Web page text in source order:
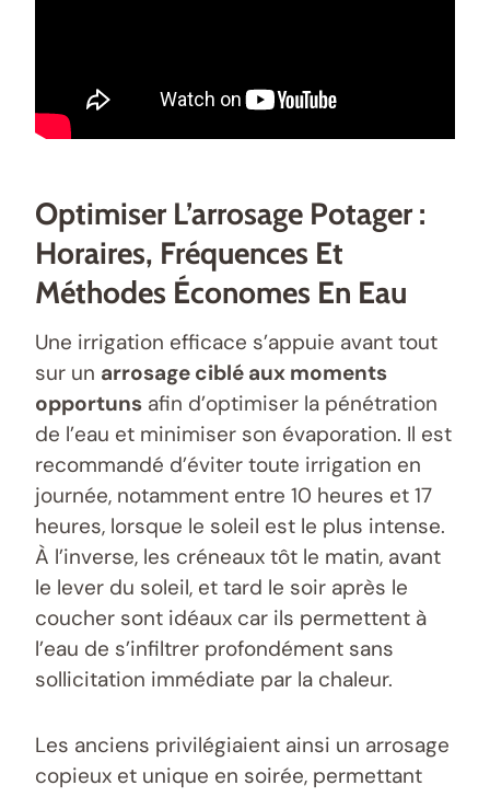
Optimiser L’arrosage Potager :
Horaires, Fréquences Et
Méthodes Économes En Eau
Une irrigation efficace s’appuie avant tout
sur un arrosage ciblé aux moments
opportuns afin d’optimiser la pénétration
de l’eau et minimiser son évaporation. Il est
recommandé d’éviter toute irrigation en
journée, notamment entre 10 heures et 17
heures, lorsque le soleil est le plus intense.
À l’inverse, les créneaux tôt le matin, avant
le lever du soleil, et tard le soir après le
coucher sont idéaux car ils permettent à
l’eau de s’infiltrer profondément sans
sollicitation immédiate par la chaleur.
Les anciens privilégiaient ainsi un arrosage
copieux et unique en soirée, permettant